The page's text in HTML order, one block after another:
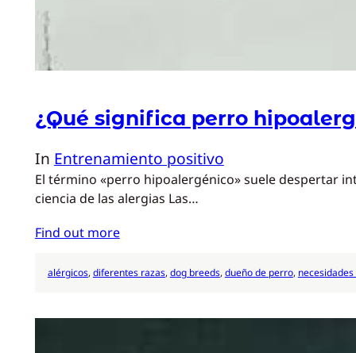
¿Qué significa perro
In Entrenamiento positivo
El término «perro hipoalergénico» suele despertar
ciencia de las alergias Las…
Find out more
alérgicos, diferentes razas, dog breeds, dueño de perro,